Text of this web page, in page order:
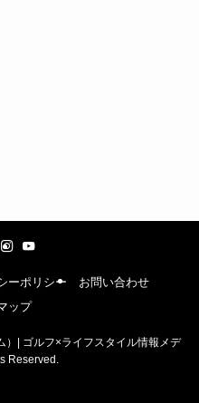
ーポリシー
お問い合わせ
ップ
| ゴルフ×ライフスタイル情報メデ
Reserved.